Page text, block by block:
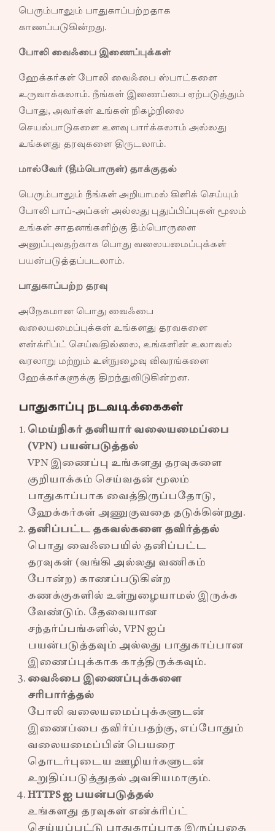
பெரும்பாலும் பாதுகாப்பற்றதாக
காணப்படுகின்றது.
போலி வைஃபை இணைப்புக்கள்
ஹேக்கர்கள் போலி வைஃபை ஸ்பாட்களை
உருவாக்கலாம். நீங்கள் இணைப்பை ஏற்படுத்தும்
போது, அவர்கள் உங்கள் நிகழ்நிலை
செயல்பாடுகளை உளவு பார்க்கலாம் அல்லது
உங்களது தரவுகளை திருடலாம்.
மால்வேர் (தீம்பொருள்) தாக்குதல்
பெரும்பாலும் நீங்கள் அறியாமல் கிளிக் செய்யும்
போலி பாப்-அப்கள் அல்லது புதுப்பிப்புகள் மூலம்
உங்கள் சாதனங்களிற்கு தீம்பொருளை
அனுப்புவதற்காக பொது வலையமைப்புக்கள்
பயன்படுத்தப்படலாம்.
பாதுகாப்பற்ற தரவு
அநேகமான பொது வைஃபை
வலையமைப்புக்கள் உங்களது தரவகளை
என்க்ரிப்ட் செய்வதில்லை, உங்களின் உலாவல்
வரலாறு மற்றும் உள்நுழைவு விவரங்களை
ஹேக்கர்களுக்கு திறந்துவிடுகின்றன.
பாதுகாப்பு நடவடிக்கைகள்
மெய்நிகர் தனியார் வலையமைப்பை
(VPN) பயன்படுத்தல்
VPN இணைப்பு உங்களது தரவுகளை
குறியாக்கம் செய்வதன் மூலம்
பாதுகாப்பாக வைத்திருப்பதோடு,
ஹேக்கர்கள் அணுகுவதை தடுக்கின்றது.
தனிப்பட்ட தகவல்களை தவிர்த்தல்
பொது வைஃபையில் தனிப்பட்ட
தரவுகள் (வங்கி அல்லது வணிகம்
போன்ற) காணப்படுகின்ற
கணக்குகளில் உள்நுழையாமல் இருக்க
வேண்டும். தேவையான
சந்தர்ப்பங்களில், VPN ஐப்
பயன்படுத்தவும் அல்லது பாதுகாப்பான
இணைப்புக்காக காத்திருக்கவும்.
வைஃபை இணைப்புக்களை
சரிபார்த்தல்
போலி வலையமைப்புக்களுடன்
இணைப்பை தவிர்ப்பதற்கு, எப்போதும்
வலையமைப்பின் பெயரை
தொடர்புடைய ஊழியர்களுடன்
உறுதிப்படுத்துதல் அவசியமாகும்.
HTTPS ஐ பயன்படுத்தல்
உங்களது தரவுகள் என்க்ரிப்ட்
செய்யப்பட்டு பாதுகாப்பாக இருப்பதை